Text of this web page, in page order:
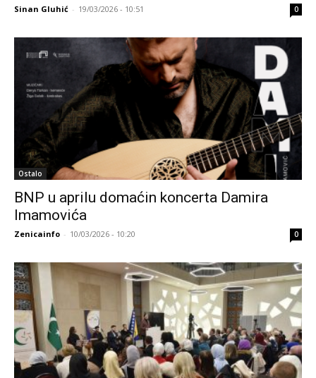
Sinan Gluhić - 19/03/2026 - 10:51 0
Ostalo
BNP u aprilu domaćin koncerta Damira
Imamovića
Zenicainfo - 10/03/2026 - 10:20 0